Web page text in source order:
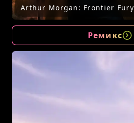
Arthur Morgan: Frontier Fury
Ремикс